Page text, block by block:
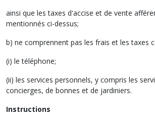
ainsi que les taxes d'accise et de vente
mentionnés ci-dessus;
b) ne comprennent pas les frais et les taxes
(i) le téléphone;
(ii) les services personnels, y compris les
concierges, de bonnes et de jardiniers.
Instructions